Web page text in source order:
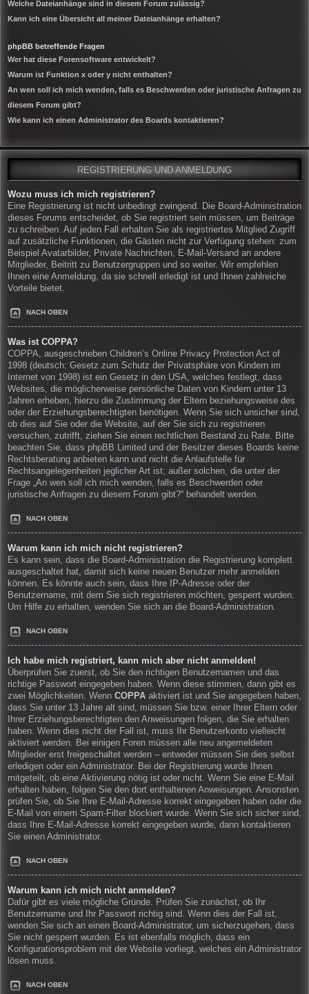
Welche Dateianhänge sind in diesem Forum zulässig?
Kann ich eine Übersicht all meiner Dateianhänge erhalten?
phpBB betreffende Fragen
Wer hat diese Forensoftware entwickelt?
Warum ist Funktion x oder y nicht enthalten?
An wen soll ich mich wenden, falls es Beschwerden oder juristische Anfragen zu
diesem Forum gibt?
Wie kann ich einen Administrator des Boards kontaktieren?
REGISTRIERUNG UND ANMELDUNG
Wozu muss ich mich registrieren?
Eine Registrierung ist nicht unbedingt zwingend. Die Board-Administration
dieses Forums entscheidet, ob Sie registriert sein müssen, um Beiträge
zu schreiben. Auf jeden Fall erhalten Sie als registriertes Mitglied Zugriff
auf zusätzliche Funktionen, die Gästen nicht zur Verfügung stehen: zum
Beispiel Avatarbilder, Private Nachrichten, E-Mail-Versand an andere
Mitglieder, Beitritt zu Benutzergruppen und so weiter. Wir empfehlen
Ihnen eine Anmeldung, da sie schnell erledigt ist und Ihnen zahlreiche
Vorteile bietet.
NACH OBEN
Was ist COPPA?
COPPA, ausgeschrieben Children’s Online Privacy Protection Act of
1998 (deutsch: Gesetz zum Schutz der Privatsphäre von Kindern im
Internet von 1998) ist ein Gesetz in den USA, welches festlegt, dass
Websites, die möglicherweise persönliche Daten von Kindern unter 13
Jahren erheben, hierzu die Zustimmung der Eltern beziehungsweise des
oder der Erziehungsberechtigten benötigen. Wenn Sie sich unsicher sind,
ob dies auf Sie oder die Website, auf der Sie sich zu registrieren
versuchen, zutrifft, ziehen Sie einen rechtlichen Beistand zu Rate. Bitte
beachten Sie, dass phpBB Limited und der Besitzer dieses Boards keine
Rechtsberatung anbieten kann und nicht die Anlaufstelle für
Rechtsangelegenheiten jeglicher Art ist; außer solchen, die unter der
Frage „An wen soll ich mich wenden, falls es Beschwerden oder
juristische Anfragen zu diesem Forum gibt?“ behandelt werden.
NACH OBEN
Warum kann ich mich nicht registrieren?
Es kann sein, dass die Board-Administration die Registrierung komplett
ausgeschaltet hat, damit sich keine neuen Benutzer mehr anmelden
können. Es könnte auch sein, dass Ihre IP-Adresse oder der
Benutzername, mit dem Sie sich registrieren möchten, gesperrt wurden.
Um Hilfe zu erhalten, wenden Sie sich an die Board-Administration.
NACH OBEN
Ich habe mich registriert, kann mich aber nicht anmelden!
Überprüfen Sie zuerst, ob Sie den richtigen Benutzernamen und das
richtige Passwort eingegeben haben. Wenn diese stimmen, dann gibt es
zwei Möglichkeiten. Wenn COPPA aktiviert ist und Sie angegeben haben,
dass Sie unter 13 Jahre alt sind, müssen Sie bzw. einer Ihrer Eltern oder
Ihrer Erziehungsberechtigten den Anweisungen folgen, die Sie erhalten
haben. Wenn dies nicht der Fall ist, muss Ihr Benutzerkonto vielleicht
aktiviert werden. Bei einigen Foren müssen alle neu angemeldeten
Mitglieder erst freigeschaltet werden – entweder müssen Sie dies selbst
erledigen oder ein Administrator. Bei der Registrierung wurde Ihnen
mitgeteilt, ob eine Aktivierung nötig ist oder nicht. Wenn Sie eine E-Mail
erhalten haben, folgen Sie den dort enthaltenen Anweisungen. Ansonsten
prüfen Sie, ob Sie Ihre E-Mail-Adresse korrekt eingegeben haben oder die
E-Mail von einem Spam-Filter blockiert wurde. Wenn Sie sich sicher sind,
dass Ihre E-Mail-Adresse korrekt eingegeben wurde, dann kontaktieren
Sie einen Administrator.
NACH OBEN
Warum kann ich mich nicht anmelden?
Dafür gibt es viele mögliche Gründe. Prüfen Sie zunächst, ob Ihr
Benutzername und Ihr Passwort richtig sind. Wenn dies der Fall ist,
wenden Sie sich an einen Board-Administrator, um sicherzugehen, dass
Sie nicht gesperrt wurden. Es ist ebenfalls möglich, dass ein
Konfigurationsproblem mit der Website vorliegt, welches ein Administrator
lösen muss.
NACH OBEN